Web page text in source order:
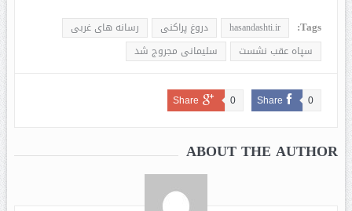
Tags:
hasandashti.ir دروغ پراکنی
رسانه های غربی
سپاه عقب نشست
سلیمانی مجروج شد
Share 0
Share 0
ABOUT THE AUTHOR